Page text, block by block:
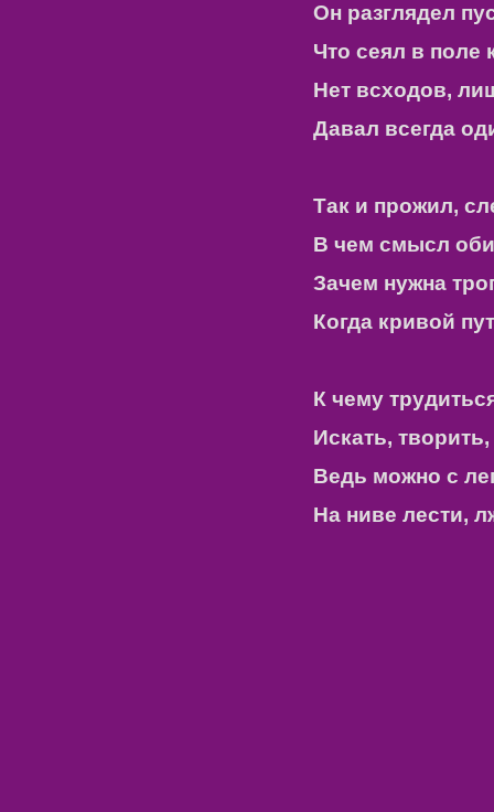
Он разглядел
Что сеял в поле
Нет всходов,
Давал всегда
Так и прожил,
В чем смысл
Зачем нужна
Когда кривой
К чему
Искать,
Ведь можно с
На ниве лести,